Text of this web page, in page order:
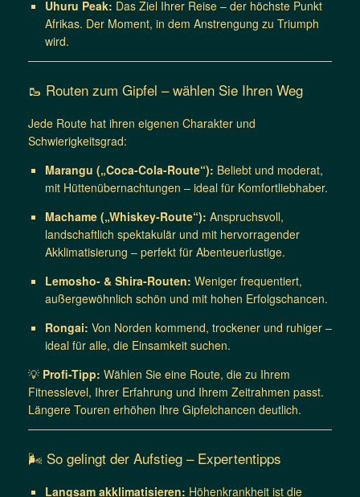
Uhuru Peak: Das Ziel Ihrer Reise – der höchste Punkt
Afrikas. Der Moment, in dem Anstrengung zu Triumph
wird.
🥾 Routen zum Gipfel – wählen Sie Ihren Weg
Jede Route hat ihren eigenen Charakter und
Schwierigkeitsgrad:
Marangu („Coca-Cola-Route“): Beliebt und moderat,
mit Hüttenübernachtungen – ideal für Komfortliebhaber.
Machame („Whiskey-Route“): Anspruchsvoll,
landschaftlich spektakulär und mit hervorragender
Akklimatisierung – perfekt für Abenteuerlustige.
Lemosho- & Shira-Routen: Weniger frequentiert,
außergewöhnlich schön und mit hohen Erfolgschancen.
Rongai: Von Norden kommend, trockener und ruhiger –
ideal für alle, die Einsamkeit suchen.
💡 Profi-Tipp: Wählen Sie eine Route, die zu Ihrem
Fitnesslevel, Ihrer Erfahrung und Ihrem Zeitrahmen passt.
Längere Touren erhöhen Ihre Gipfelchancen deutlich.
🌬 So gelingt der Aufstieg – Expertentipps
Langsam akklimatisieren: Höhenkrankheit ist die